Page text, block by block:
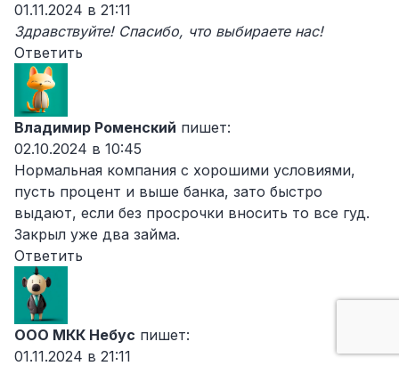
01.11.2024 в 21:11
Здравствуйте! Спасибо, что выбираете нас!
Ответить
Владимир Роменский пишет:
02.10.2024 в 10:45
Нормальная компания с хорошими условиями,
пусть процент и выше банка, зато быстро
выдают, если без просрочки вносить то все гуд.
Закрыл уже два займа.
Ответить
ООО МКК Небус пишет:
01.11.2024 в 21:11